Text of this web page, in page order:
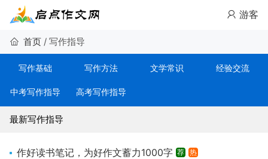
游客
首页 / 写作指导
写作基础 写作方法 文学常识 经验交流
中考写作指导 高考写作指导
最新写作指导
作好读书笔记，为好作文蓄力1000字 荐 热